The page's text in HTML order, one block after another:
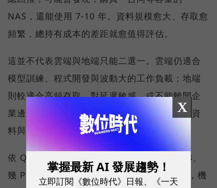
NAS，還能使用 7-10 年。資料規模愈大、存取愈
頻繁，總持有成本的差距就愈值得評估。
這並不代表雲端與地端只能二選一。雲端仍適合
模型訓練、程式開發與波動大的工作負載；地端
則較適合高頻存取、對延遲敏感，或不能離開企
業邊界的資料。企業真正要回答的，是每一類資
料與任務應該放在哪裡。
依 QNAP 觀察，客戶過去關心的是需要幾 TB、
幾 PB，或備份速度有多快；現在更常問的是，機
X
掌握最新 AI 發展趨勢！
立即訂閱《數位時代》日報、《一天